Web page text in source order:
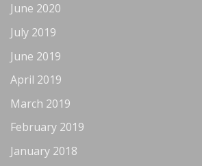
June 2020
July 2019
June 2019
April 2019
March 2019
February 2019
January 2018